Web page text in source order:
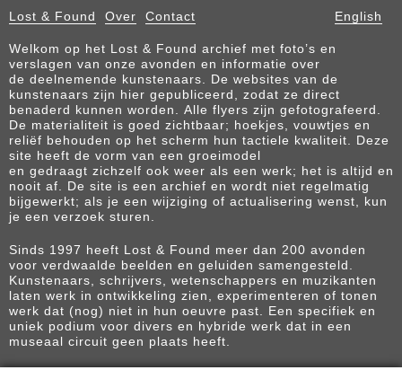
Lost & Found Over Contact English
Welkom op het Lost & Found archief met foto’s en
verslagen van onze avonden en informatie over
de deelnemende kunstenaars. De websites van de
kunstenaars zijn hier gepubliceerd, zodat ze direct
benaderd kunnen worden. Alle flyers zijn gefotografeerd.
De materialiteit is goed zichtbaar; hoekjes, vouwtjes en
reliëf behouden op het scherm hun tactiele kwaliteit. Deze
site heeft de vorm van een groeimodel
en gedraagt zichzelf ook weer als een werk; het is altijd en
nooit af. De site is een archief en wordt niet regelmatig
bijgewerkt; als je een wijziging of actualisering wenst, kun
je een verzoek sturen.
Sinds 1997 heeft Lost & Found meer dan 200 avonden
voor verdwaalde beelden en geluiden samengesteld.
Kunstenaars, schrijvers, wetenschappers en muzikanten
laten werk in ontwikkeling zien, experimenteren of tonen
werk dat (nog) niet in hun oeuvre past. Een specifiek en
uniek podium voor divers en hybride werk dat in een
museaal circuit geen plaats heeft.